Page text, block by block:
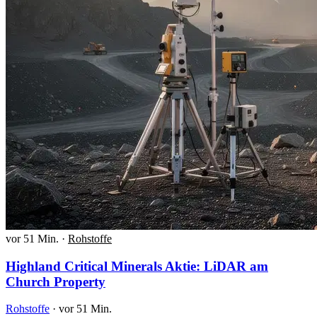
vor 51 Min. · Rohstoffe
Highland Critical Minerals Aktie: LiDAR am
Church Property
Rohstoffe · vor 51 Min.